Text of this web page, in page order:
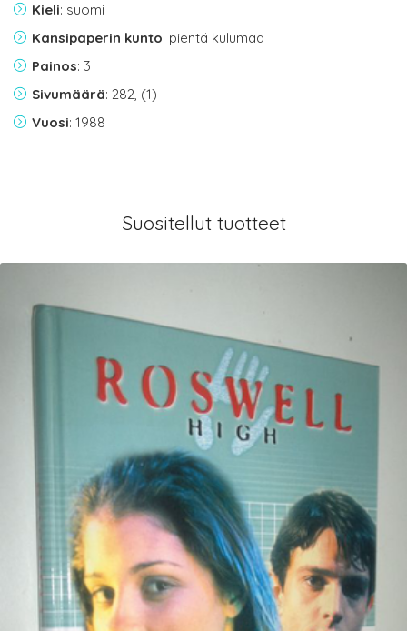
Kieli: suomi
Kansipaperin kunto: pientä kulumaa
Painos: 3
Sivumäärä: 282, (1)
Vuosi: 1988
Suositellut tuotteet